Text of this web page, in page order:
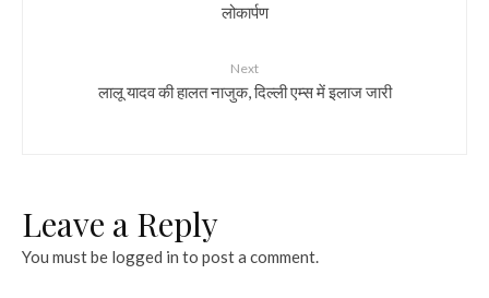
लोकार्पण
Next
लालू यादव की हालत नाजुक, दिल्ली एम्स में इलाज जारी
Leave a Reply
You must be logged in to post a comment.